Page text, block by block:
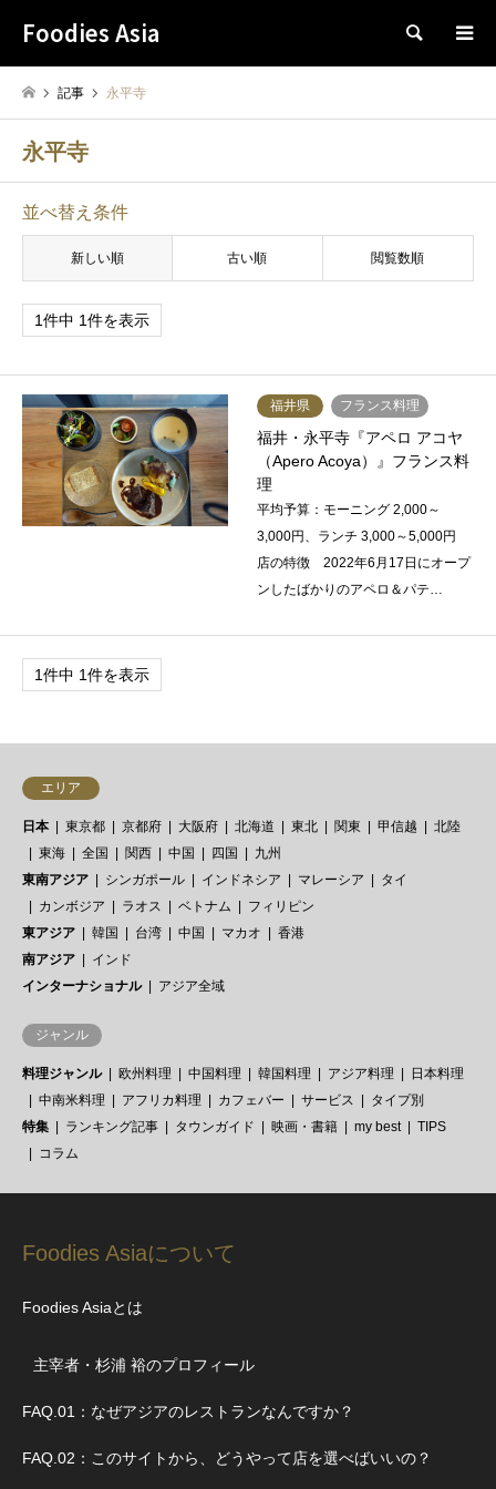
Foodies Asia 検索
記事 永平寺
永平寺
並べ替え条件
新しい順 古い順 閲覧数順
1件中 1件を表示
福井県 フランス料理
福井・永平寺『アペロ アコヤ
（Apero Acoya）』フランス料
理
平均予算：モーニング 2,000～
3,000円、ランチ 3,000～5,000円
店の特徴 2022年6月17日にオープ
ンしたばかりのアペロ＆パテ…
1件中 1件を表示
エリア
日本 東京都 京都府 大阪府 北海道 東北 関東 甲信越
北陸
東海
全国 関西 中国 四国
九州
東南アジア
シンガポール インドネシア マレーシア
タイ
カンボジア
ラオス ベトナム
フィリピン
東アジア
韓国 台湾 中国 マカオ
香港
南アジア
インド
インターナショナル
アジア全域
ジャンル
料理ジャンル 欧州料理 中国料理 韓国料理 アジア料理
日本料理
中南米料理
アフリカ料理 カフェバー サービス
タイプ別
特集
ランキング記事 タウンガイド 映画・書籍 my best
TIPS
コラム
Foodies Asiaについて
Foodies Asiaとは
主宰者・杉浦 裕のプロフィール
FAQ.01：なぜアジアのレストランなんですか？
FAQ.02：このサイトから、どうやって店を選べばいいの？